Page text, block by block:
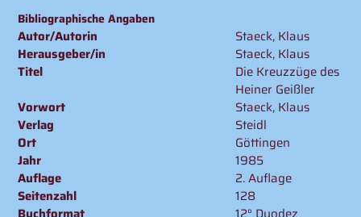
wird
zum
Warenkorb
hinzugefügt
Bibliographische Angaben
Autor/Autorin
Staeck, Klaus
Herausgeber/in
Staeck, Klaus
Titel
Die Kreuzzüge des
Heiner Geißler
Vorwort
Staeck, Klaus
Verlag
Steidl
Ort
Göttingen
Jahr
1985
Auflage
2. Auflage
Seitenzahl
128